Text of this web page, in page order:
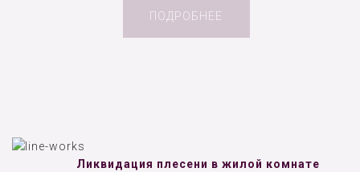
ПОДРОБНЕЕ
Ликвидация плесени в жилой комнате